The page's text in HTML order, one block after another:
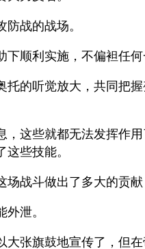
战的战场。
顺利实施，不偏袒任
托的听觉放大，共同把
，这些就都无法发挥作
些技能。
战斗做出了多大的贡
泄。
张旗鼓地宣传了，但